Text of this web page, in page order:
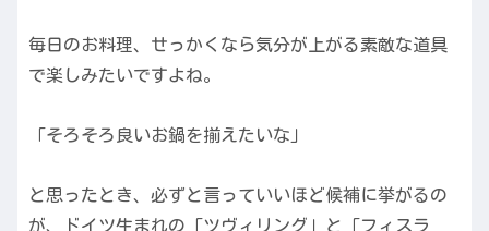
毎日のお料理、せっかくなら気分が上がる素敵な道具
で楽しみたいですよね。
「そろそろ良いお鍋を揃えたいな」
と思ったとき、必ずと言っていいほど候補に挙がるの
が、ドイツ生まれの「ツヴィリング」と「フィスラ